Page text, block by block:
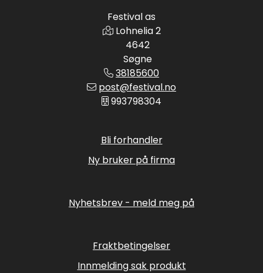
Festival as
Lohnelia 2
4642
Søgne
38185600
post@festival.no
993798304
Bli forhandler
Ny bruker på firma
Nyhetsbrev - meld meg på
Fraktbetingelser
Innmelding sak produkt